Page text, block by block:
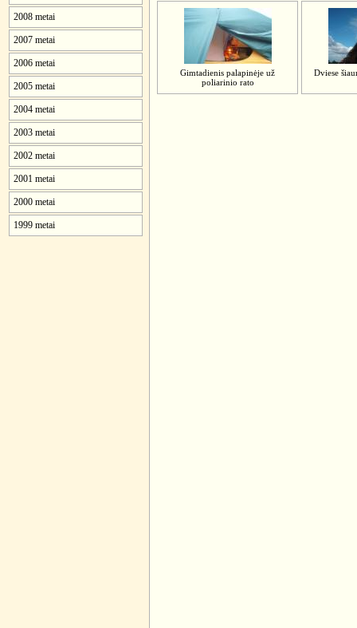
2008 metai
2007 metai
2006 metai
2005 metai
2004 metai
2003 metai
2002 metai
2001 metai
2000 metai
1999 metai
Gimtadienis palapinėje už
poliarinio rato
Dviese